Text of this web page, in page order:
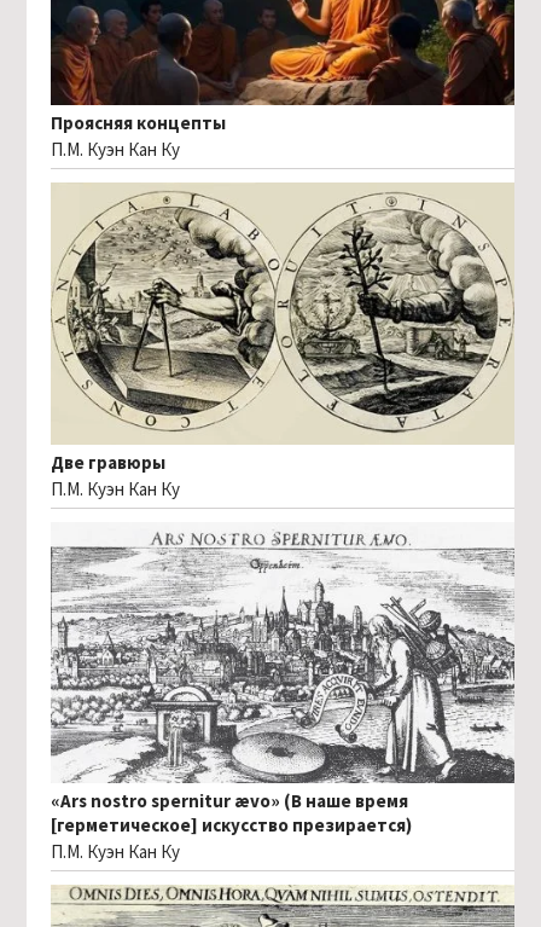
Проясняя концепты
П.М. Куэн Кан Ку
Две гравюры
П.М. Куэн Кан Ку
«Ars nostro spernitur ævo» (В наше время
[герметическое] искусство презирается)
П.М. Куэн Кан Ку